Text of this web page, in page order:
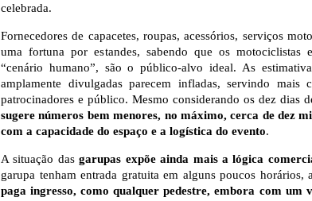
celebrada.
Fornecedores de capacetes, roupas, acessórios, serviços
uma fortuna por estandes, sabendo que os motociclistas
“cenário humano”, são o público-alvo ideal. As
amplamente divulgadas parecem infladas, servindo mais
patrocinadores e público. Mesmo considerando os dez dias
sugere números bem menores, no máximo, cerca de dez
com a capacidade do espaço e a logística do evento.
A situação dasgarupas expõe ainda mais a lógica
garupa tenham entrada gratuita em alguns poucos horários,
paga ingresso, como qualquer pedestre, embora com um